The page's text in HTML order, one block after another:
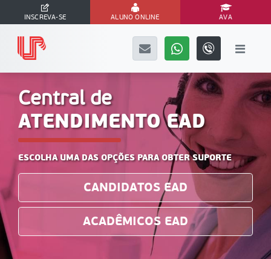
INSCREVA-SE ALUNO ONLINE AVA
Página Inicial Central de Atendimento EAD
Central de
ATENDIMENTO EAD
ESCOLHA UMA DAS OPÇÕES PARA OBTER SUPORTE
CANDIDATOS EAD
ACADÊMICOS EAD